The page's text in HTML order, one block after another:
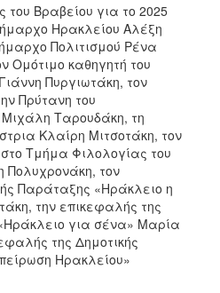
του Βραβείου για το 2025
Ηρακλείου Αλέξη
Πολιτισμού Ρένα
Ομότιμο καθηγητή του
Πυργιωτάκη, τον
Πρύτανη του
Μιχάλη Ταρουδάκη, τη
Κλαίρη Μιτσοτάκη, τον
Τμήμα Φιλολογίας του
Πολυχρονάκη, τον
Παράταξης «Ηράκλειο η
την επικεφαλής της
για σένα» Μαρία
της Δημοτικής
Ηρακλείου»